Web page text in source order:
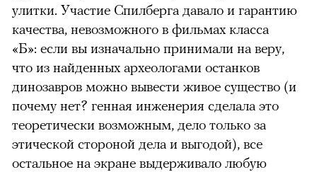
улитки. Участие Спилберга давало и гарантию
качества, невозможного в фильмах класса
«Б»: если вы изначально принимали на веру,
что из найденных археологами останков
динозавров можно вывести живое существо (и
почему нет? генная инженерия сделала это
теоретически возможным, дело только за
этической стороной дела и выгодой), все
остальное на экране выдерживало любую